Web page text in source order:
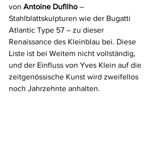
von Antoine Dufilho –
Stahlblattskulpturen wie der Bugatti
Atlantic Type 57 – zu dieser
Renaissance des Kleinblau bei. Diese
Liste ist bei Weitem nicht vollständig,
und der Einfluss von Yves Klein auf die
zeitgenössische Kunst wird zweifellos
noch Jahrzehnte anhalten.